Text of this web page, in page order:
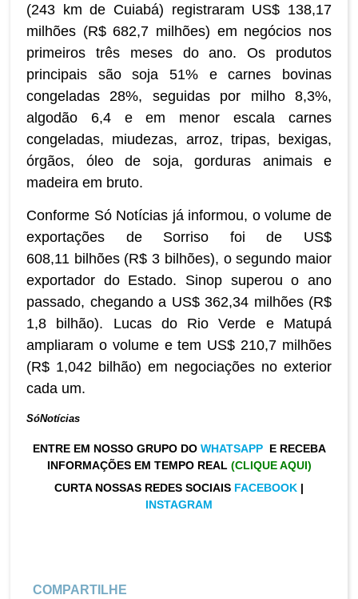
(243 km de Cuiabá) registraram US$ 138,17
milhões (R$ 682,7 milhões) em negócios nos
primeiros três meses do ano. Os produtos
principais são soja 51% e carnes bovinas
congeladas 28%, seguidas por milho 8,3%,
algodão 6,4 e em menor escala carnes
congeladas, miudezas, arroz, tripas, bexigas,
órgãos, óleo de soja, gorduras animais e
madeira em bruto.
Conforme Só Notícias já informou, o volume de
exportações de Sorriso foi de US$
608,11 bilhões (R$ 3 bilhões), o segundo maior
exportador do Estado. Sinop superou o ano
passado, chegando a US$ 362,34 milhões (R$
1,8 bilhão). Lucas do Rio Verde e Matupá
ampliaram o volume e tem US$ 210,7 milhões
(R$ 1,042 bilhão) em negociações no exterior
cada um.
SóNotícias
ENTRE EM NOSSO GRUPO DO WHATSAPP E RECEBA
INFORMAÇÕES EM TEMPO REAL (CLIQUE AQUI)
CURTA NOSSAS REDES SOCIAIS FACEBOOK |
INSTAGRAM
COMPARTILHE